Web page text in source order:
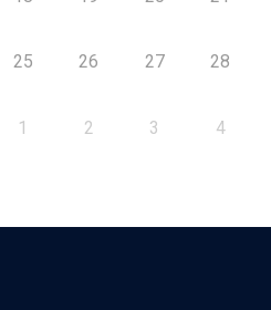
25 26 27 28
1 2 3 4